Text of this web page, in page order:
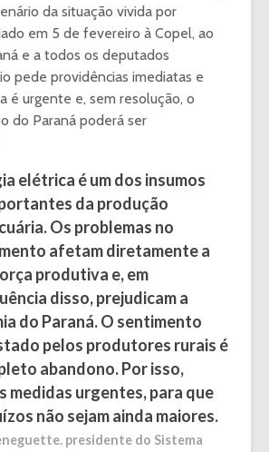
da situação vivida por
em 5 de fevereiro à Copel, ao
e a todos os deputados
pede providências imediatas e
é urgente e, sem resolução, o
do Paraná poderá ser
elétrica é um dos insumos
da produção
Os problemas no
afetam diretamente a
produtiva e, em
disso, prejudicam a
do Paraná. O sentimento
pelos produtores rurais é
abandono. Por isso,
medidas urgentes, para que
não sejam ainda maiores.
presidente do Sistema